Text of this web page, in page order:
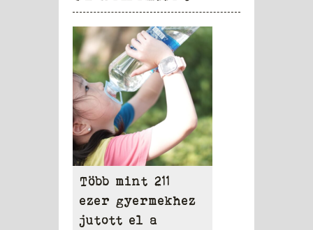
Több mint 211
ezer gyermekhez
jutott el a